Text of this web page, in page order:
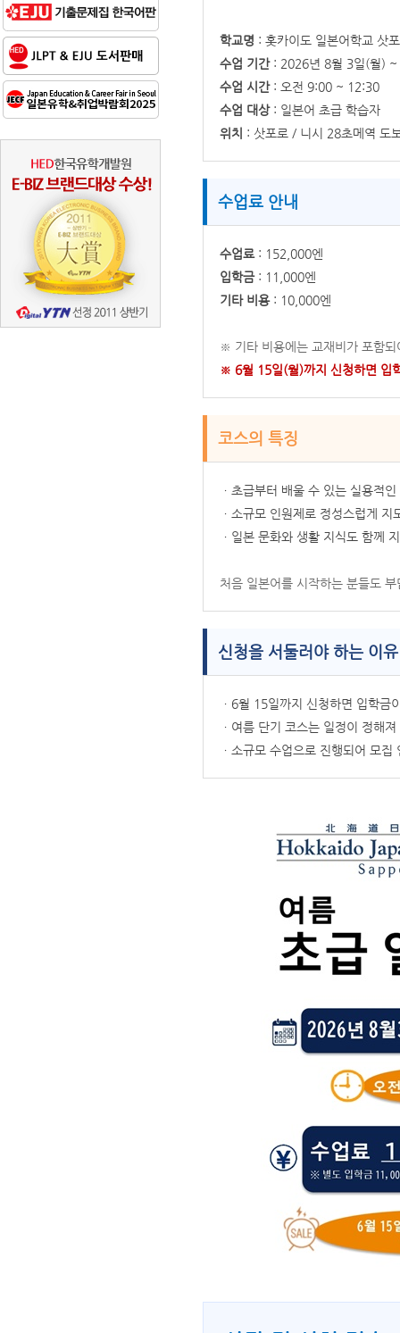
학교명 : 홋카이도 일본어학교 삿
수업 기간: 2026년 8월 3일(월) ~
수업 시간: 오전 9:00 ~ 12:30
수업 대상: 일본어 초급 학습자
위치 : 삿포로 / 니시 28초메역 도
수업료 안내
수업료: 152,000엔
입학금: 11,000엔
기타 비용: 10,000엔
※ 기타 비용에는 교재비가 포함되
※ 6월 15일(월)까지 신청하면 입
코스의 특징
ㆍ초급부터 배울 수 있는 실용적인
ㆍ소규모 인원제로 정성스럽게 지
ㆍ일본 문화와 생활 지식도 함께
처음 일본어를 시작하는 분들도
신청을 서둘러야 하는 이유
ㆍ6월 15일까지 신청하면 입학금
ㆍ여름 단기 코스는 일정이 정해
ㆍ소규모 수업으로 진행되어 모